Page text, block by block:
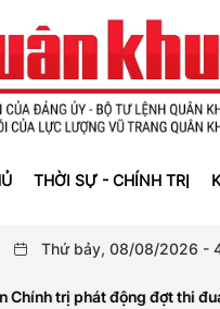
THỜI SỰ - CHÍNH TRỊ
Thứ bảy, 08/08/2026 -
trị phát động đợt thi đua